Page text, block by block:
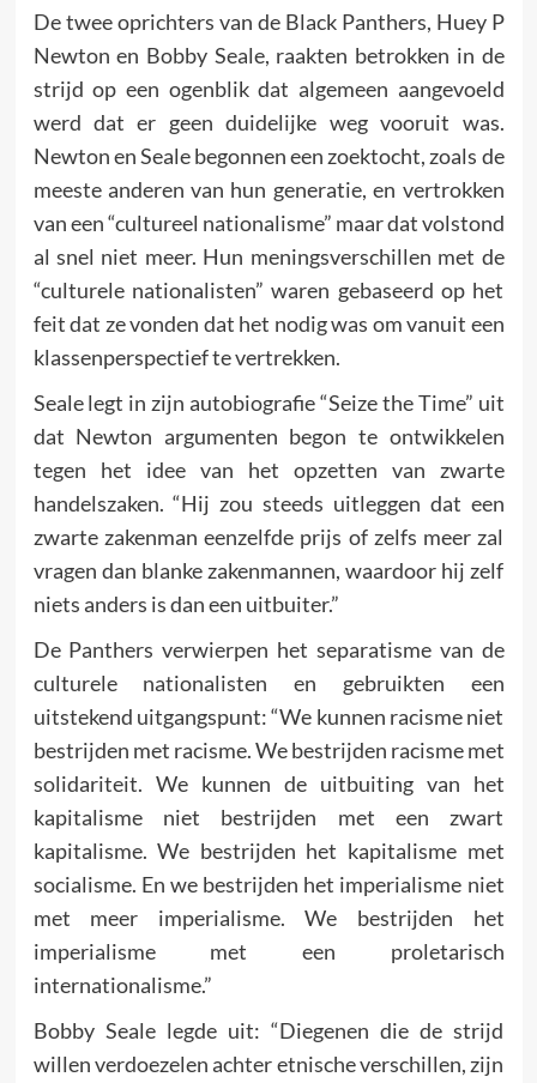
De twee oprichters van de Black Panthers, Huey P
Newton en Bobby Seale, raakten betrokken in de
strijd op een ogenblik dat algemeen aangevoeld
werd dat er geen duidelijke weg vooruit was.
Newton en Seale begonnen een zoektocht, zoals de
meeste anderen van hun generatie, en vertrokken
van een “cultureel nationalisme” maar dat volstond
al snel niet meer. Hun meningsverschillen met de
“culturele nationalisten” waren gebaseerd op het
feit dat ze vonden dat het nodig was om vanuit een
klassenperspectief te vertrekken.
Seale legt in zijn autobiografie “Seize the Time” uit
dat Newton argumenten begon te ontwikkelen
tegen het idee van het opzetten van zwarte
handelszaken. “Hij zou steeds uitleggen dat een
zwarte zakenman eenzelfde prijs of zelfs meer zal
vragen dan blanke zakenmannen, waardoor hij zelf
niets anders is dan een uitbuiter.”
De Panthers verwierpen het separatisme van de
culturele nationalisten en gebruikten een
uitstekend uitgangspunt: “We kunnen racisme niet
bestrijden met racisme. We bestrijden racisme met
solidariteit. We kunnen de uitbuiting van het
kapitalisme niet bestrijden met een zwart
kapitalisme. We bestrijden het kapitalisme met
socialisme. En we bestrijden het imperialisme niet
met meer imperialisme. We bestrijden het
imperialisme met een proletarisch
internationalisme.”
Bobby Seale legde uit: “Diegenen die de strijd
willen verdoezelen achter etnische verschillen, zijn